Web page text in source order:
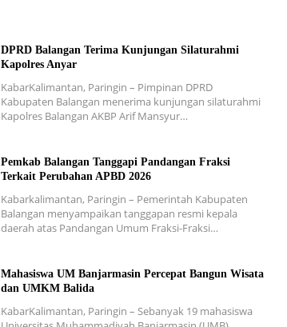
DPRD Balangan Terima Kunjungan Silaturahmi
Kapolres Anyar
KabarKalimantan, Paringin – Pimpinan DPRD
Kabupaten Balangan menerima kunjungan silaturahmi
Kapolres Balangan AKBP Arif Mansyur…
Pemkab Balangan Tanggapi Pandangan Fraksi
Terkait Perubahan APBD 2026
Kabarkalimantan, Paringin – Pemerintah Kabupaten
Balangan menyampaikan tanggapan resmi kepala
daerah atas Pandangan Umum Fraksi-Fraksi…
Mahasiswa UM Banjarmasin Percepat Bangun Wisata
dan UMKM Balida
KabarKalimantan, Paringin – Sebanyak 19 mahasiswa